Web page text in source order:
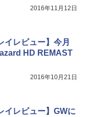
2016年11月12日
イレビュー】今月
HD REMAST
2016年10月21日
イレビュー】GWに